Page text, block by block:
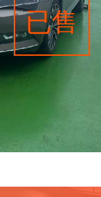
已售